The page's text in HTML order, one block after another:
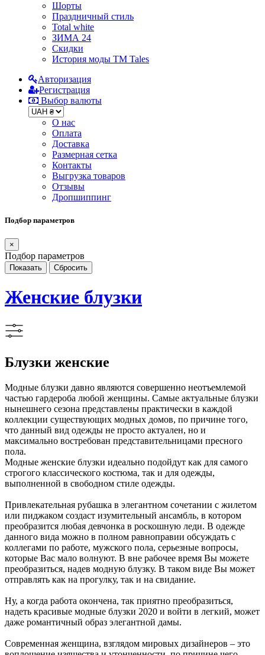
Шорты
Праздничный стиль
Total white
ЗИМА 24
Скидки
История моды ТМ Tales
Авторизация
Регистрация
Выбор валюты
О нас
Оплата
Доставка
Размерная сетка
Контакты
Выгрузка товаров
Отзывы
Дропшиппинг
Подбор параметров
×
Подбор параметров
Женские блузки
Блузки женские
Модные блузки давно являются совершенно неотъемлемой
частью гардероба любой женщины. Самые актуальные блузки
нынешнего сезона представлены практически в каждой
коллекции существующих модных домов, по причине того,
что данный вид одежды не просто актуален, но и
максимально востребован представительницами пресного
пола.
Модные женские блузки идеально подойдут как для самого
строгого классического костюма, так и для одежды,
выполненной в свободном стиле одежды.
Привлекательная рубашка в элегантном сочетании с жилетом
или пиджаком создаст изумительный ансамбль, в котором
преобразится любая девчонка в роскошную леди. В одежде
данного вида можно в полном равноправии обсуждать с
коллегами по работе, мужского пола, серьезные вопросы,
которые Вас мало волнуют. В вне рабочее время Вы можете
преобразиться, надев модную блузку. В таком виде Вы может
отправлять как на прогулку, так и на свидание.
Ну, а когда работа окончена, так приятно преобразиться,
надеть красивые модные блузки 2020 и войти в легкий, может
даже романтичный образ элегантной дамы.
Современная женщина, взглядом мировых дизайнеров – это